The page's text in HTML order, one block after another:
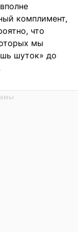
комплимент,
что
мы
шуток» до